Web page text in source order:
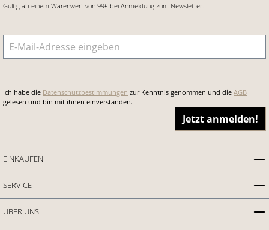
Gültig ab einem Warenwert von 99€ bei Anmeldung zum Newsletter.
E-Mail-Adresse
Ich habe die Datenschutzbestimmungen zur Kenntnis genommen und die AGB
gelesen und bin mit ihnen einverstanden.
Jetzt anmelden!
EINKAUFEN
SERVICE
ÜBER UNS